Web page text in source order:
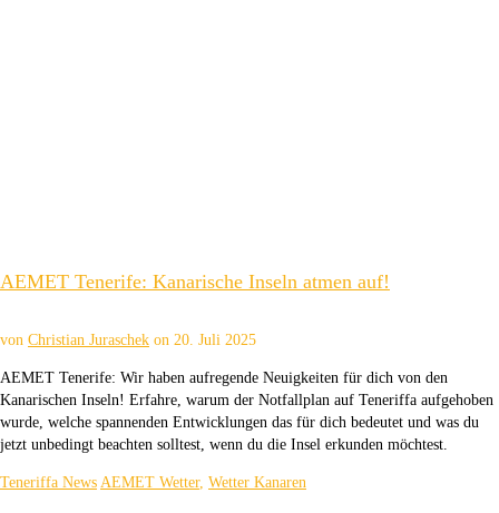
AEMET Tenerife: Kanarische Inseln atmen auf!
von Christian Juraschek on 20. Juli 2025
AEMET Tenerife: Wir haben aufregende Neuigkeiten für dich von den
Kanarischen Inseln! Erfahre, warum der Notfallplan auf Teneriffa aufgehoben
wurde, welche spannenden Entwicklungen das für dich bedeutet und was du
jetzt unbedingt beachten solltest, wenn du die Insel erkunden möchtest.
Teneriffa News AEMET Wetter, Wetter Kanaren